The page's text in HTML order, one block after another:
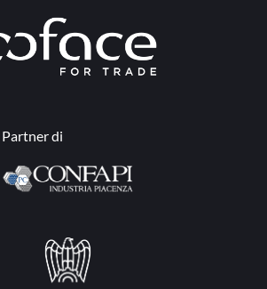
Partner di